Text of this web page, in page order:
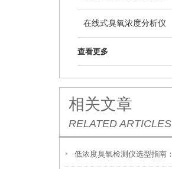
在线式臭氧浓度分析仪
查看更多
相关文章
RELATED ARTICLES